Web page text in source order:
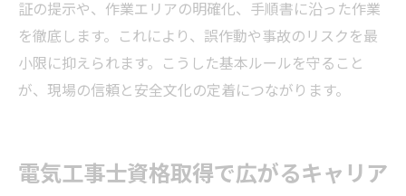
証の提示や、作業エリアの明確化、手順書に沿った作業
を徹底します。これにより、誤作動や事故のリスクを最
小限に抑えられます。こうした基本ルールを守ること
が、現場の信頼と安全文化の定着につながります。
電気工事士資格取得で広がるキャリア